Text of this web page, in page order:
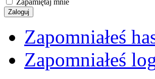
Zapamiętaj mnie
Zapomniałeś
Zapomniałeś